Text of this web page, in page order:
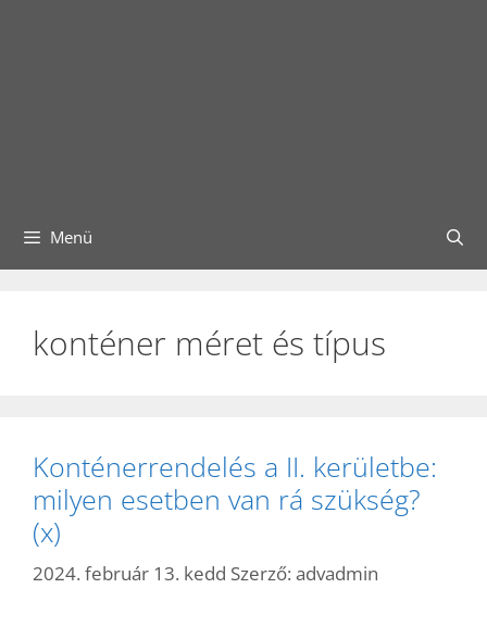
Menü
konténer méret és típus
Konténerrendelés a II. kerületbe:
milyen esetben van rá szükség?
(x)
2024. február 13. kedd Szerző: advadmin